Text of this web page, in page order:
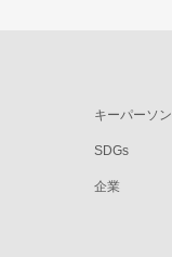
キーパーソン
SDGs
企業